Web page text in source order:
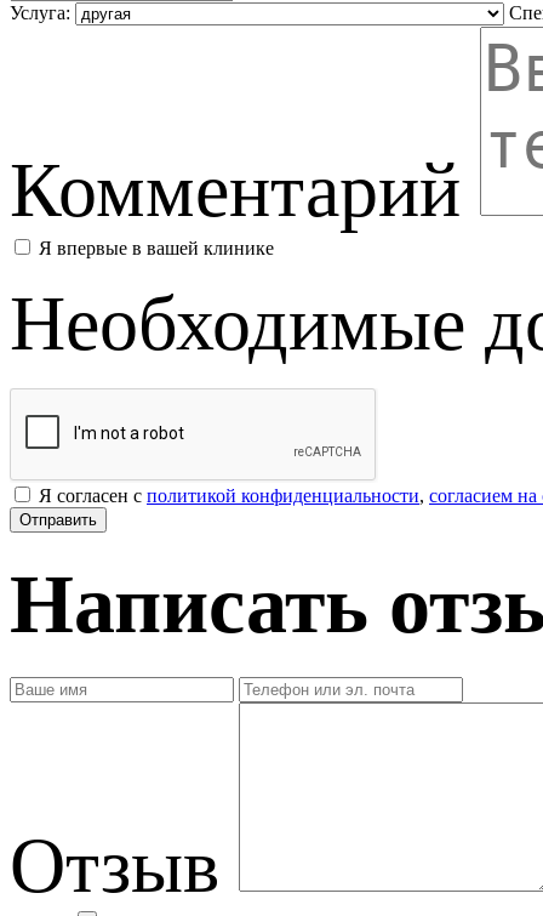
Услуга:
Комментарий
Я впервые в вашей клинике
Необходимые
Я согласен с политикой конфиденциальности, согласием
Написать
Отзыв